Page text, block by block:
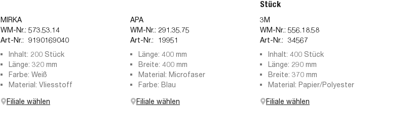
MIRKA
WM-Nr.: 573.53.14
Art-Nr.: 9190169040
Inhalt: 200 Stück
Länge: 320 mm
Farbe: Weiß
Material: Vliesstoff
Filiale wählen
APA
WM-Nr.: 291.35.75
Art-Nr.:
19951
Länge: 400 mm
Breite: 400 mm
Material: Microfaser
Farbe: Blau
Filiale wählen
Stück
3M
WM-Nr.: 556.18.58
Art-Nr.: 34567
Inhalt: 400 Stück
Länge: 290 mm
Breite: 370 mm
Material: Papier/Polyester
Filiale wählen